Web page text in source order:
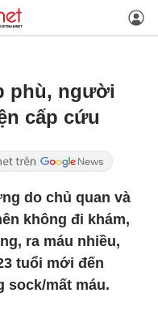
phù, người
cấp cứu
do chủ quan và
không đi khám,
ra máu nhiều,
tuổi mới đến
sock/mất máu.